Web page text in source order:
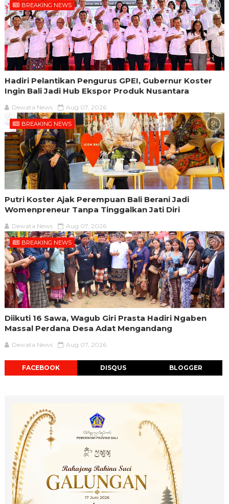
BREAKING NEWS
Hadiri Pelantikan Pengurus GPEI, Gubernur Koster
Ingin Bali Jadi Hub Ekspor Produk Nusantara
Dewata News Aug 07, 2026
BREAKING NEWS
Putri Koster Ajak Perempuan Bali Berani Jadi
Womenpreneur Tanpa Tinggalkan Jati Diri
Dewata News Aug 07, 2026
BREAKING NEWS
Diikuti 16 Sawa, Wagub Giri Prasta Hadiri Ngaben
Massal Perdana Desa Adat Mengandang
Dewata News Aug 07, 2026
FACEBOOK DISQUS BLOGGER